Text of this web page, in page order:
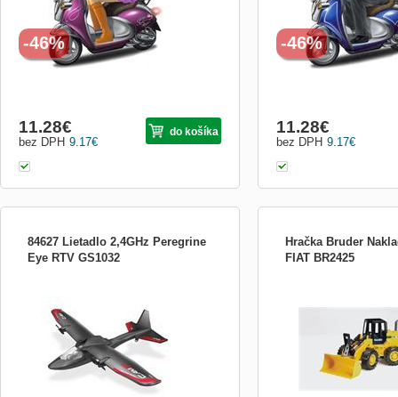
9.17€
bez DPH
11.28€ do košíka
-46%
9.17€
bez DPH
11.28€
-46%
84627 Lietadlo 2,4GHz Peregrine
Eye RTV GS1032
fotiek a videa do PC cez USB kábel alebo
mikro SD kartu. Nabíjanie cez USB kábel
alebo cez kábel do vysielačky. Vhodné pre
deti od 15 rokov. Dĺ
Hračka Bruder
FIAT BR2425
Dokáže pomoct při
úkolu nejenom na
vhodný pro hraní doma i
v cm: 40 x 16 x 19